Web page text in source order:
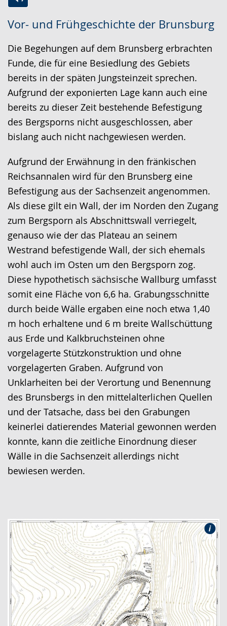
Vor- und Frühgeschichte der Brunsburg
Leichten
Sprache
wechseln.
Audio-
Unterstützung.
Video
in
Deutscher
Gebärdensprache
wird
angezeigt.
Die Begehungen auf dem Brunsberg erbrachten
Funde, die für eine Besiedlung des Gebiets
bereits in der späten Jungsteinzeit sprechen.
Aufgrund der exponierten Lage kann auch eine
bereits zu dieser Zeit bestehende Befestigung
des Bergsporns nicht ausgeschlossen, aber
bislang auch nicht nachgewiesen werden.
Aufgrund der Erwähnung in den fränkischen
Reichsannalen wird für den Brunsberg eine
Befestigung aus der Sachsenzeit angenommen.
Als diese gilt ein Wall, der im Norden den Zugang
zum Bergsporn als Abschnittswall verriegelt,
genauso wie der das Plateau an seinem
Westrand befestigende Wall, der sich ehemals
wohl auch im Osten um den Bergsporn zog.
Diese hypothetisch sächsische Wallburg umfasst
somit eine Fläche von 6,6 ha. Grabungsschnitte
durch beide Wälle ergaben eine noch etwa 1,40
m hoch erhaltene und 6 m breite Wallschüttung
aus Erde und Kalkbruchsteinen ohne
vorgelagerte Stützkonstruktion und ohne
vorgelagerten Graben. Aufgrund von
Unklarheiten bei der Verortung und Benennung
des Brunsbergs in den mittelalterlichen Quellen
und der Tatsache, dass bei den Grabungen
keinerlei datierendes Material gewonnen werden
konnte, kann die zeitliche Einordnung dieser
Wälle in die Sachsenzeit allerdings nicht
bewiesen werden.